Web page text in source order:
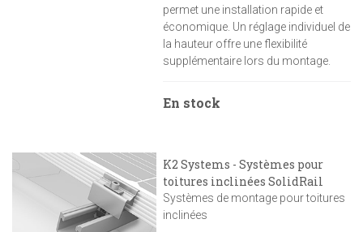
permet une installation rapide et
économique. Un réglage individuel de
la hauteur offre une flexibilité
supplémentaire lors du montage.
En stock
K2 Systems - Systèmes pour
toitures inclinées SolidRail
Systèmes de montage pour toitures
inclinées